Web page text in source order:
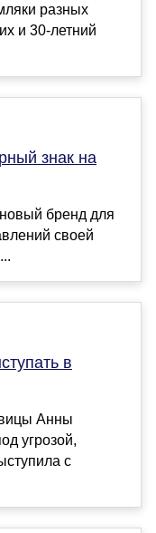
разных
и 30-летний
знак на
бренд для
своей
в
Анны
угрозой,
с